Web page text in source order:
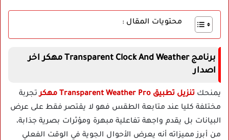
محتويات المقال :
برنامج Transparent Clock And Weather مهكر اخر
اصدار
يمنحك تنزيل تطبيق Transparent Weather Pro مهكر
تجربة
مختلفة كليا عند متابعة الطقس فهو لا يقتصر فقط على عرض
البيانات بل يقدم واجهة تفاعلية مبهرة ومؤثرات بصرية جذابة،
من أبرز مميزاته أنه يعرض الأحوال الجوية في الوقت الفعلي